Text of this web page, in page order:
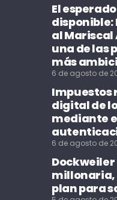
El
disponible:
al Mariscal
una de las
más
6 de agosto de
Impuestos
digital de
mediante
6 de agosto de
Dockweiler
millonaria,
plan para